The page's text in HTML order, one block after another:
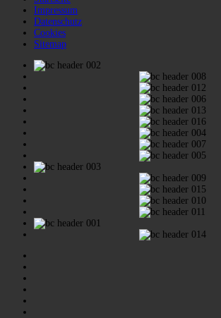
Impressum
Datenschutz
Cookies
Sitemap